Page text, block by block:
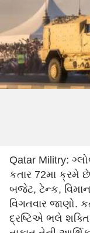
Qatar Militry:
કતાર 72મા ક્રમે
બજેટ, ટેન્ક,
વિગતવાર જાણો.
દ્રષ્ટિએ ભલે